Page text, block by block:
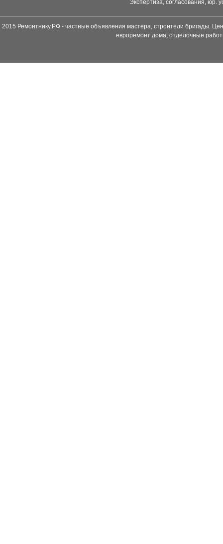
Экспертиза, согласования, юр.
2015 Ремонтнику.РФ - частные объявления мастера, строители бригады.
евроремонт дома, отделочные